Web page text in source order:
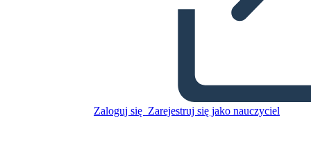
Zaloguj się Zarejestruj się jako nauczyciel
Skopiuj tę scenorys